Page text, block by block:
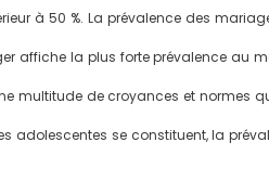
à 50 %. La prévalence des
affiche la plus forte prévalence au
multitude de croyances et normes
se constituent, la